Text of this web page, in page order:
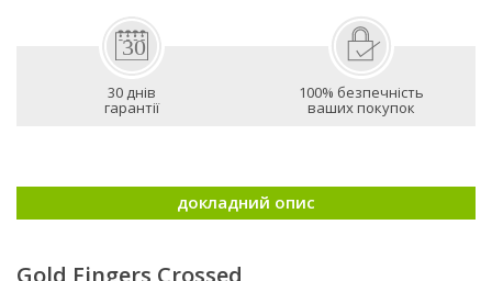
30 днів
гарантії
100% безпечність
ваших покупок
докладний опис